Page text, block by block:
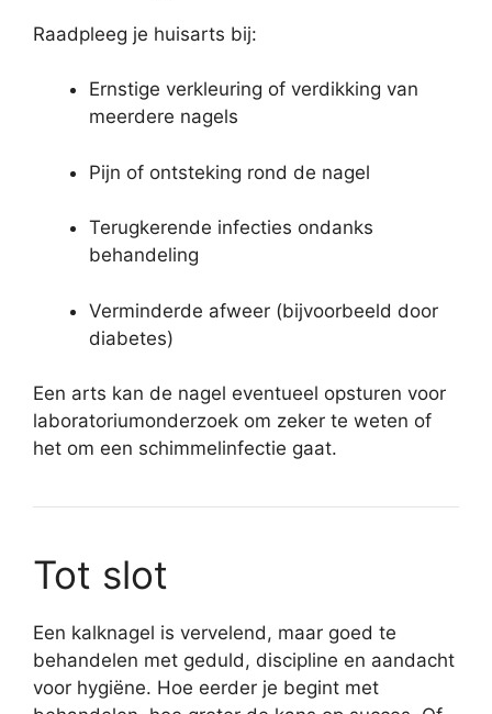
Raadpleeg je huisarts bij:
Ernstige verkleuring of verdikking van
meerdere nagels
Pijn of ontsteking rond de nagel
Terugkerende infecties ondanks
behandeling
Verminderde afweer (bijvoorbeeld door
diabetes)
Een arts kan de nagel eventueel opsturen voor
laboratoriumonderzoek om zeker te weten of
het om een schimmelinfectie gaat.
Tot slot
Een kalknagel is vervelend, maar goed te
behandelen met geduld, discipline en aandacht
voor hygiëne. Hoe eerder je begint met